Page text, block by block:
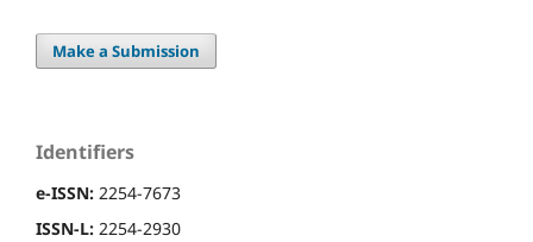
Make a Submission
Identifiers
e-ISSN: 2254-7673
ISSN-L: 2254-2930